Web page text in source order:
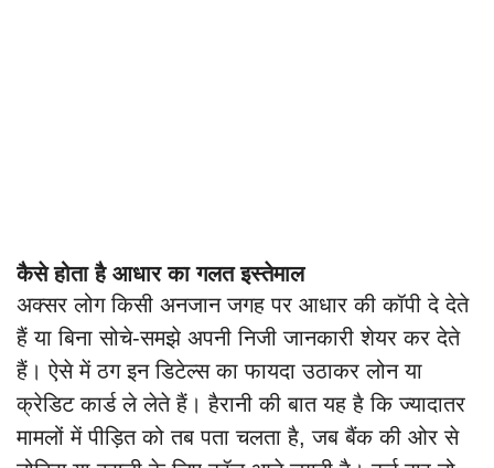
कैसे होता है आधार का गलत इस्तेमाल
अक्सर लोग किसी अनजान जगह पर आधार की कॉपी दे देते
हैं या बिना सोचे-समझे अपनी निजी जानकारी शेयर कर देते
हैं। ऐसे में ठग इन डिटेल्स का फायदा उठाकर लोन या
क्रेडिट कार्ड ले लेते हैं। हैरानी की बात यह है कि ज्यादातर
मामलों में पीड़ित को तब पता चलता है, जब बैंक की ओर से